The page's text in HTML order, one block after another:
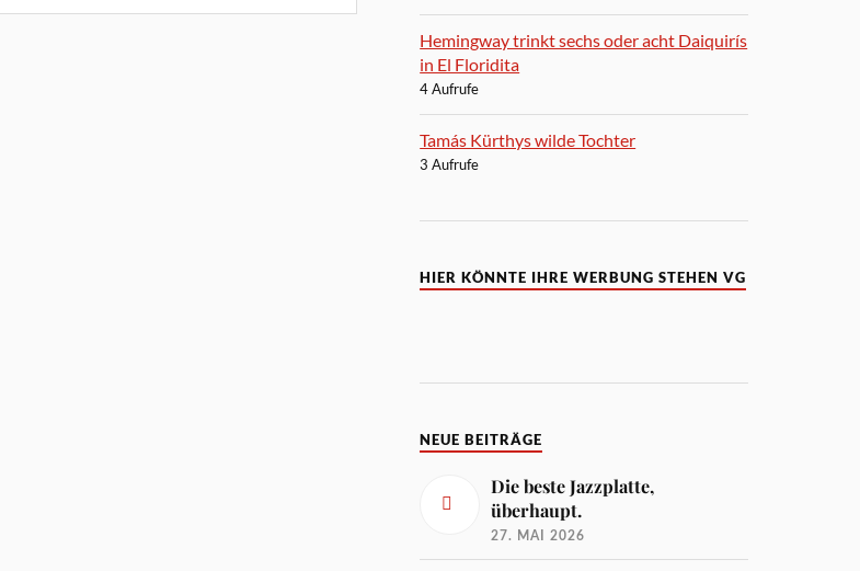
Hemingway trinkt sechs oder acht Daiquirís
in El Floridita
4 Aufrufe
Tamás Kürthys wilde Tochter
3 Aufrufe
HIER KÖNNTE IHRE WERBUNG STEHEN VG
NEUE BEITRÄGE
Die beste Jazzplatte,
überhaupt.
27. MAI 2026